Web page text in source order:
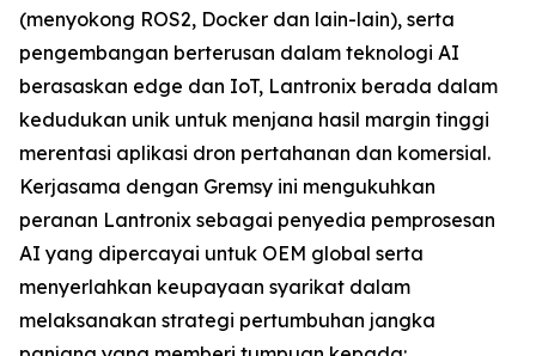
(menyokong ROS2, Docker dan lain-lain), serta
pengembangan berterusan dalam teknologi AI
berasaskan edge dan IoT, Lantronix berada dalam
kedudukan unik untuk menjana hasil margin tinggi
merentasi aplikasi dron pertahanan dan komersial.
Kerjasama dengan Gremsy ini mengukuhkan
peranan Lantronix sebagai penyedia pemprosesan
AI yang dipercayai untuk OEM global serta
menyerlahkan keupayaan syarikat dalam
melaksanakan strategi pertumbuhan jangka